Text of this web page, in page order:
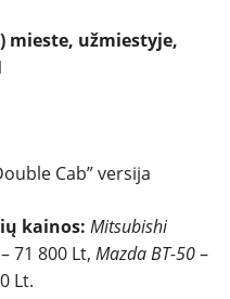
mieste, užmiestyje,
Cab” versija
kainos: Mitsubishi
– 71 800 Lt, Mazda BT-50–
Lt.